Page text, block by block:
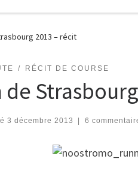
2013 – récit
RÉCIT DE COURSE
de
3 décembre 2013 | 6